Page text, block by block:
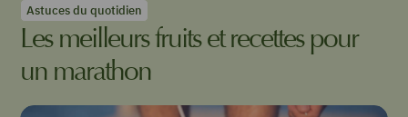
Astuces du quotidien
Les meilleurs fruits et recettes pour
un marathon